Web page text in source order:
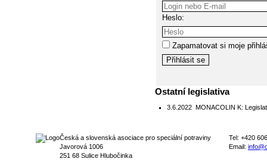
Heslo:
Zapamatovat si moje
Ostatní legislativa
3.6.2022 MONACOLIN K:
Česká a slovenská asociace pro speciální potraviny
Javorová 1006
251 68 Sulice Hlubočinka
Tel: +420
Email: